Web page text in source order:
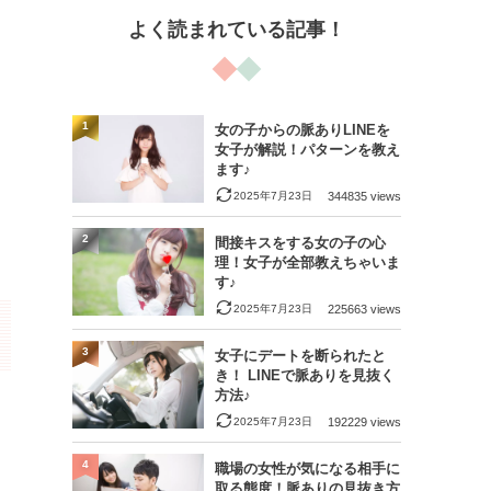
よく読まれている記事！
女の子からの脈ありLINEを
女子が解説！パターンを教え
ます♪
2025年7月23日 344835 views
1
間接キスをする女の子の心
理！女子が全部教えちゃいま
す♪
2025年7月23日 225663 views
2
女子にデートを断られたと
き！ LINEで脈ありを見抜く
方法♪
2025年7月23日 192229 views
3
職場の女性が気になる相手に
4